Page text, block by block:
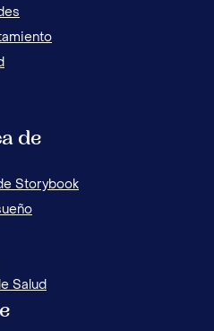
0 MESES HASTA
de
Storybook
Salud